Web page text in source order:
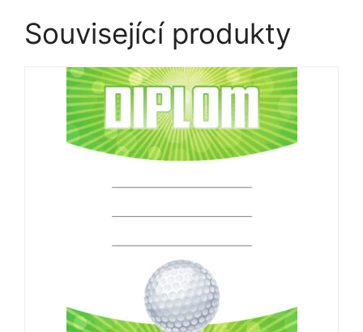
Související produkty